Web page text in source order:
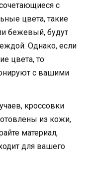
с
цвета, такие
бежевый, будут
Однако, если
цвета, то
с вашими
кроссовки
из кожи,
материал,
для вашего